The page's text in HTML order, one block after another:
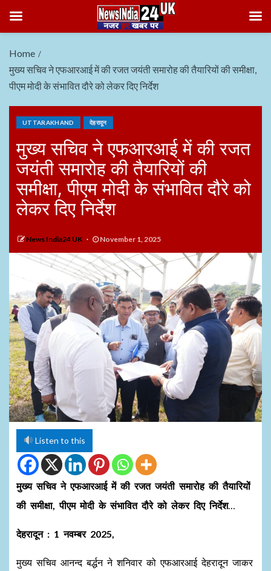
Home
मुख्य सचिव ने एफआरआई में की रजत जयंती समारोह की तैयारियों की समीक्षा,
पीएम मोदी के संभावित दौरे को लेकर दिए निर्देश
UTTARAKHAND देहरादून
मुख्य सचिव ने एफआरआई में की रजत
जयंती समारोह की तैयारियों की
समीक्षा, पीएम मोदी के संभावित दौरे को
लेकर दिए निर्देश
News India24 UK November 1, 2025
Listen to this
मुख्य सचिव ने एफआरआई में की रजत जयंती समारोह की तैयारियों
की समीक्षा, पीएम मोदी के संभावित दौरे को लेकर दिए निर्देश…
देहरादून : 1 नवम्बर 2025,
मुख्य सचिव आनन्द बर्द्धन ने शनिवार को एफआरआई देहरादून जाकर